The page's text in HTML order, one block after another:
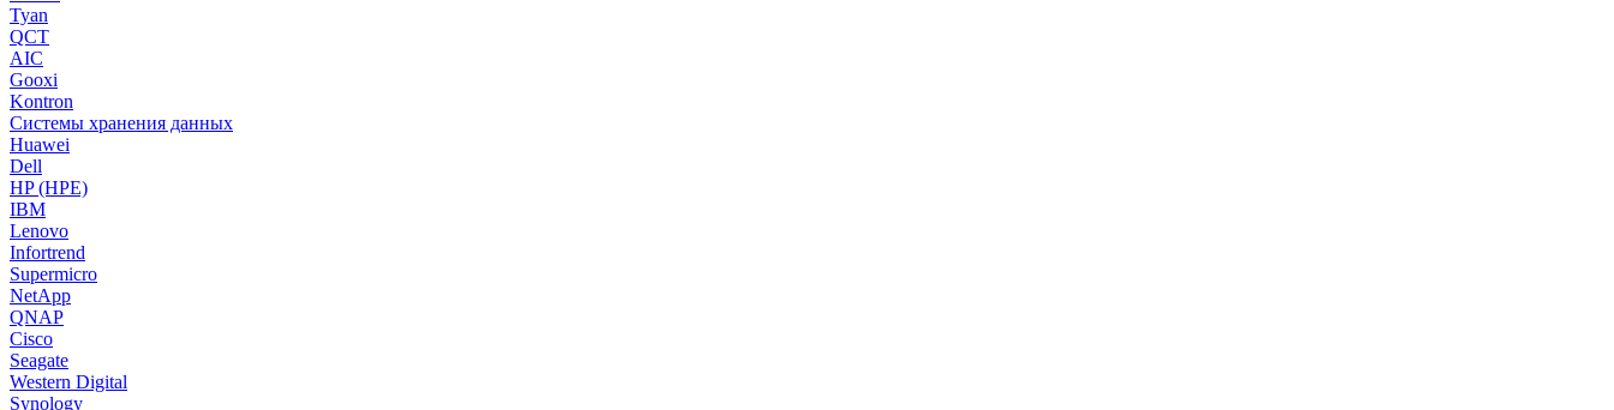
Tyan
QCT
AIC
Gooxi
Kontron
Системы хранения данных
Huawei
Dell
HP (HPE)
IBM
Lenovo
Infortrend
Supermicro
NetApp
QNAP
Cisco
Seagate
Western Digital
Synology